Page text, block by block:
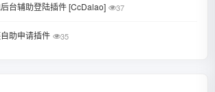
台辅助登陆插件 [CcDalao] 37
助申请插件 35